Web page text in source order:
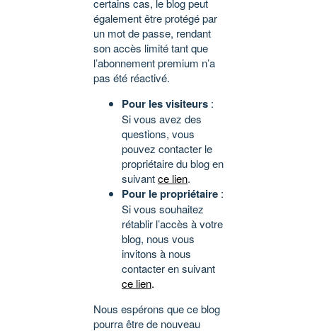
certains cas, le blog peut
également être protégé par
un mot de passe, rendant
son accès limité tant que
l’abonnement premium n’a
pas été réactivé.
Pour les visiteurs :
Si vous avez des
questions, vous
pouvez contacter le
propriétaire du blog en
suivantce lien.
Pour le propriétaire :
Si vous souhaitez
rétablir l’accès à votre
blog, nous vous
invitons à nous
contacter en suivant
ce lien.
Nous espérons que ce blog
pourra être de nouveau